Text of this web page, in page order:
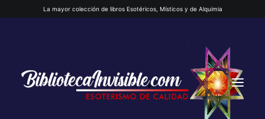
La mayor colección de libros Esotéricos, Místicos y de Alquimia